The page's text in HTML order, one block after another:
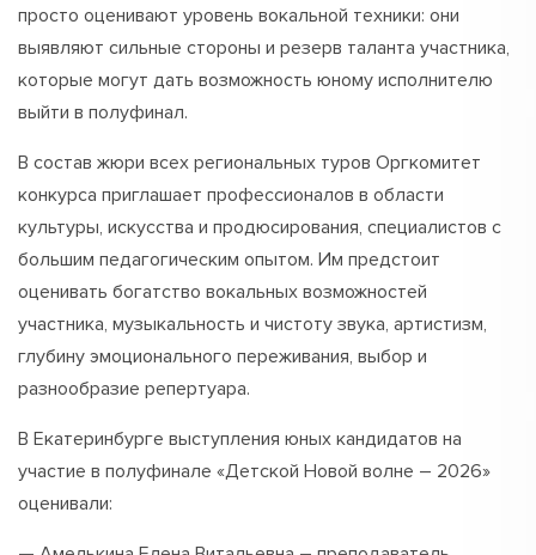
просто оценивают уровень вокальной техники: они
выявляют сильные стороны и резерв таланта участника,
которые могут дать возможность юному исполнителю
выйти в полуфинал.
В состав жюри всех региональных туров Оргкомитет
конкурса приглашает профессионалов в области
культуры, искусства и продюсирования, специалистов с
большим педагогическим опытом. Им предстоит
оценивать богатство вокальных возможностей
участника, музыкальность и чистоту звука, артистизм,
глубину эмоционального переживания, выбор и
разнообразие репертуара.
В Екатеринбурге выступления юных кандидатов на
участие в полуфинале «Детской Новой волне – 2026»
оценивали: